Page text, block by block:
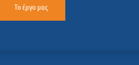
Το έργο μας